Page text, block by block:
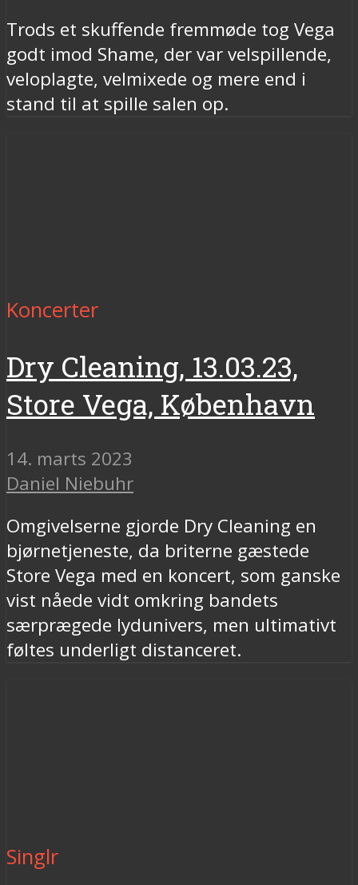
Trods et skuffende fremmøde tog Vega
godt imod Shame, der var velspillende,
veloplagte, velmixede og mere end i
stand til at spille salen op.
Koncerter
Dry Cleaning, 13.03.23,
Store Vega, København
14. marts 2023
Daniel Niebuhr
Omgivelserne gjorde Dry Cleaning en
bjørnetjeneste, da briterne gæstede
Store Vega med en koncert, som ganske
vist nåede vidt omkring bandets
særprægede lydunivers, men ultimativt
føltes underligt distanceret.
Singlr